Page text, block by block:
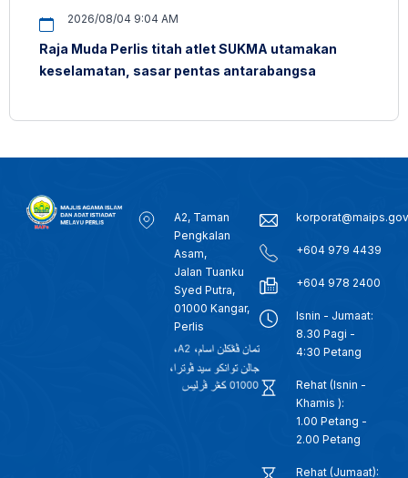
2026/08/04 9:04 AM
Raja Muda Perlis titah atlet SUKMA utamakan
keselamatan, sasar pentas antarabangsa
A2, Taman
Pengkalan
Asam,
Jalan Tuanku
Syed Putra,
01000 Kangar,
Perlis
+604 979 4439
+604 978 2400
Isnin - Jumaat:
8.30 Pagi -
4:30 Petang
Rehat (Isnin -
Khamis ):
1.00 Petang -
2.00 Petang
Rehat (Jumaat):